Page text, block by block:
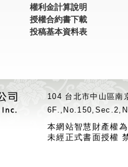
權利金計算說明
授權合約書下載
投稿基本資料表
104 台北市中山區
本網站智慧財產權
未經正式書面授權